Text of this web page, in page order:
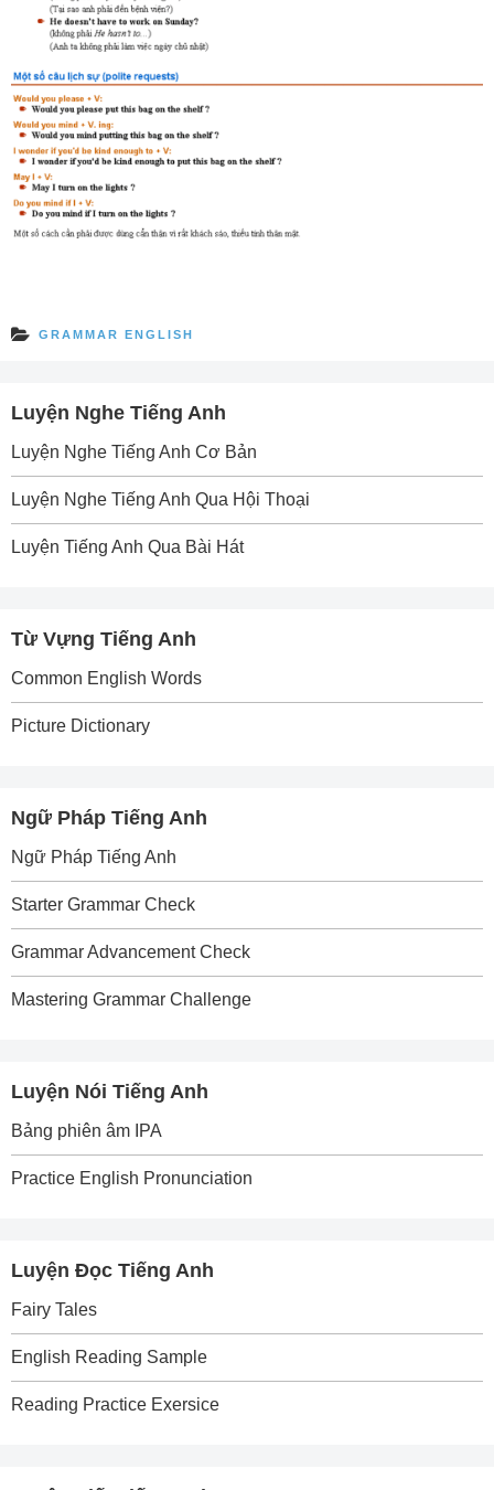
GRAMMAR ENGLISH
Luyện Nghe Tiếng Anh
Luyện Nghe Tiếng Anh Cơ Bản
Luyện Nghe Tiếng Anh Qua Hội Thoại
Luyện Tiếng Anh Qua Bài Hát
Từ Vựng Tiếng Anh
Common English Words
Picture Dictionary
Ngữ Pháp Tiếng Anh
Ngữ Pháp Tiếng Anh
Starter Grammar Check
Grammar Advancement Check
Mastering Grammar Challenge
Luyện Nói Tiếng Anh
Bảng phiên âm IPA
Practice English Pronunciation
Luyện Đọc Tiếng Anh
Fairy Tales
English Reading Sample
Reading Practice Exersice